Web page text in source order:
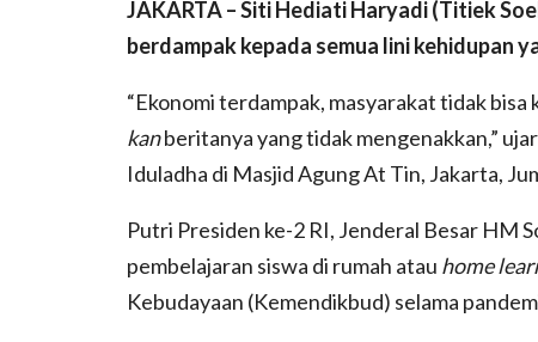
JAKARTA – Siti Hediati Haryadi (Titiek
berdampak kepada semua lini kehidupan
“Ekonomi terdampak, masyarakat tidak
kanberitanya yang tidak mengenakkan,”
Iduladha di Masjid Agung At Tin, Jakarta,
Putri Presiden ke-2 RI, Jenderal Besar HM
pembelajaran siswa di rumah atau home
Kebudayaan (Kemendikbud) selama